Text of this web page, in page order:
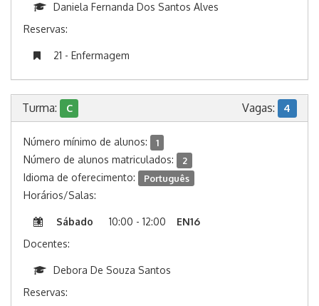
Daniela Fernanda Dos Santos Alves
Reservas:
21 - Enfermagem
Turma: C Vagas: 4
Número mínimo de alunos: 1
Número de alunos matriculados: 2
Idioma de oferecimento: Português
Horários/Salas:
Sábado 10:00 - 12:00
EN16
Docentes:
Debora De Souza Santos
Reservas: